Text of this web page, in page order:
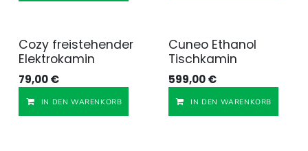
Cozy freistehender
Elektrokamin
79,00€
IN DEN WARENKORB Auf die Wunschliste
Cuneo Ethanol
Tischkamin
599,00€
IN DEN WARENKORB